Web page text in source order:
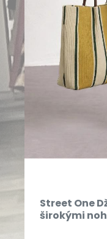
Street One
širokými